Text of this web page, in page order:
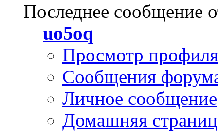
Последнее сообщение
uo5oq
Просмотр профиля
Сообщения
Личное сообщение
Домашняя